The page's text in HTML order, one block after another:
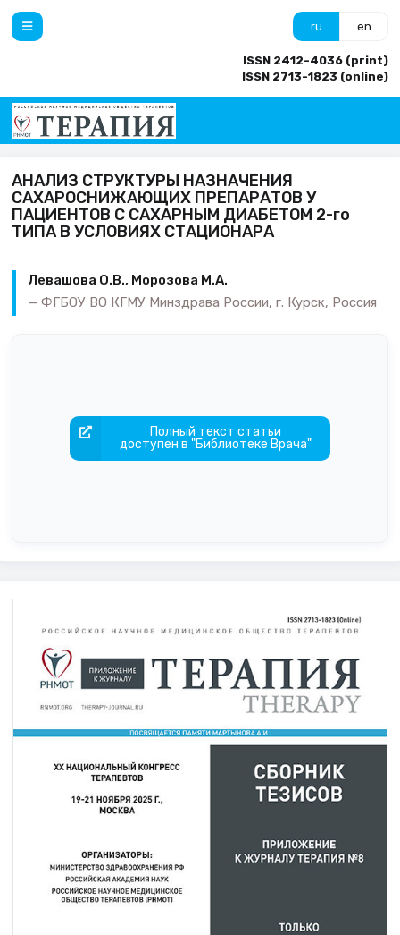
ru en
ISSN 2412-4036 (print)
ISSN 2713-1823 (online)
АНАЛИЗ СТРУКТУРЫ НАЗНАЧЕНИЯ
САХАРОСНИЖАЮЩИХ ПРЕПАРАТОВ У
ПАЦИЕНТОВ С САХАРНЫМ ДИАБЕТОМ 2-го
ТИПА В УСЛОВИЯХ СТАЦИОНАРА
Левашова О.В., Морозова М.А.
ФГБОУ ВО КГМУ Минздрава России, г. Курск, Россия
Полный текст статьи
доступен в "Библиотеке Врача"